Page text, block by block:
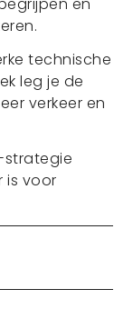
en
technische
leg je de
verkeer en
strategie
is voor